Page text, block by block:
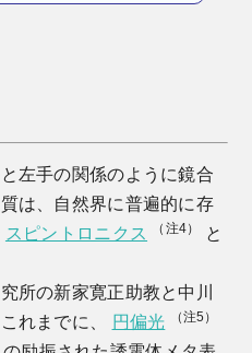
左手の関係のように鏡合
は、自然界に普遍的に存
スピントロニクス （注4）
と
所の新家寛正助教と中川
れまでに、
円偏光 （注5）